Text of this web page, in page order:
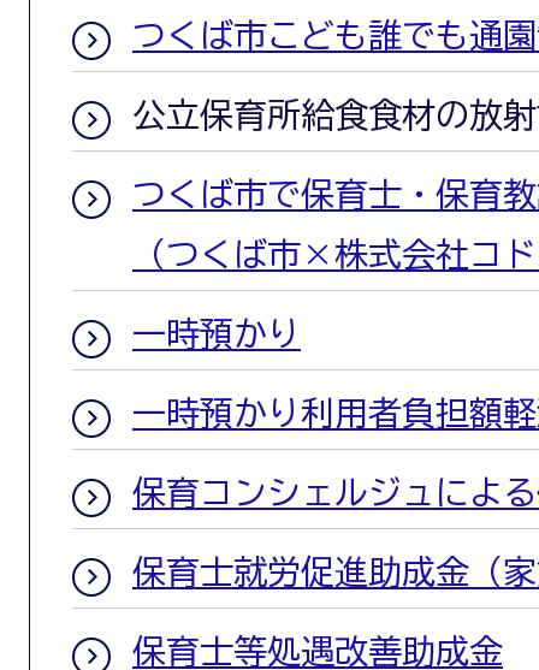
つくば市こども誰でも通
公立保育所給食食材の放
つくば市で保育士・保育
（つくば市×株式会社コ
一時預かり
一時預かり利用者負担額
保育コンシェルジュによ
保育士就労促進助成金（
保育士等処遇改善助成金